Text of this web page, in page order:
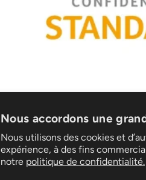
Nous accordons une
Nous utilisons des cookies et
expérience, à des fins
notre politique de confidentialité.
Support
Livraison et retours
Service de réparation